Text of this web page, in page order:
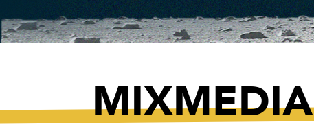
MIXMEDIA